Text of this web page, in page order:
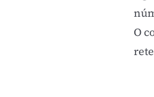
O